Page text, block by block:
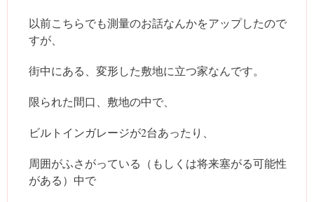
以前こちらでも測量のお話なんかをアップしたので
すが、
街中にある、変形した敷地に立つ家なんです。
限られた間口、敷地の中で、
ビルトインガレージが2台あったり、
周囲がふさがっている（もしくは将来塞がる可能性
がある）中で